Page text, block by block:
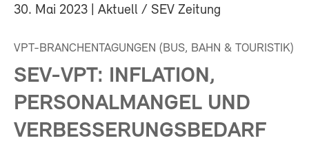
30. Mai 2023 | Aktuell / SEV Zeitung
VPT-BRANCHENTAGUNGEN (BUS, BAHN & TOURISTIK)
SEV-VPT: INFLATION,
PERSONALMANGEL UND
VERBESSERUNGSBEDARF